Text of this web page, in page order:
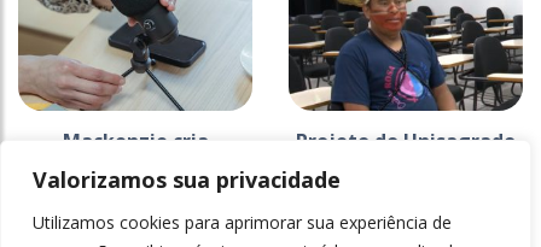
Valorizamos sua privacidade
Utilizamos cookies para aprimorar sua experiência de
Mackenzie cria
comunicar a ciência
+ Mais Informações
Projeto do Unisagrado
documentário